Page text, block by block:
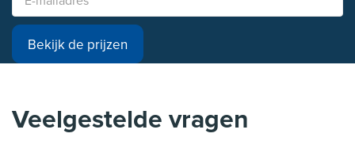
Bekijk de prijzen
Veelgestelde vragen